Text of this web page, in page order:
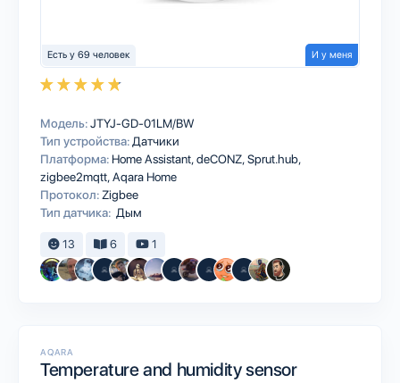
Есть у 69 человек И у меня
Модель:JTYJ-GD-01LM/BW
Тип устройства: Датчики
Платформа: Home AssistantdeCONZSprut.hub
zigbee2mqttAqara Home
Протокол: Zigbee
Тип датчика: Дым
13 6 1
AQARA
Temperature and humidity sensor